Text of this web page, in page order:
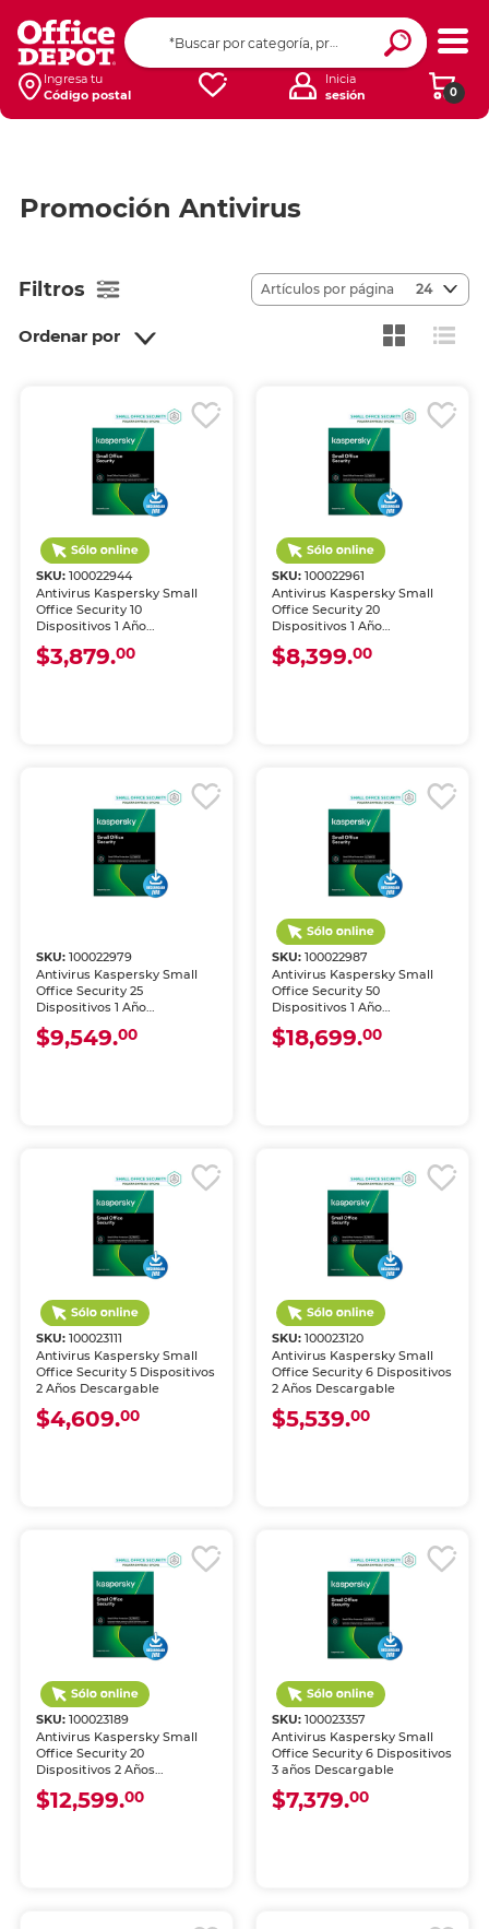
Ingresa tu
Código postal
0
Inicia
sesión
Promoción Antivirus
Filtros
Ordenar por
Artículos por página 24
SKU:100022944
Antivirus Kaspersky Small
Office Security 10
Dispositivos 1 Año
Descargable
$3,879.00
SKU: 100022961
Antivirus Kaspersky Small
Office Security 20
Dispositivos 1 Año
Descargable
$8,399.00
SKU:100022979
Antivirus Kaspersky Small
Office Security 25
Dispositivos 1 Año
Descargable
$9,549.00
SKU: 100022987
Antivirus Kaspersky Small
Office Security 50
Dispositivos 1 Año
Descargable
$18,699.00
SKU:100023111
Antivirus Kaspersky Small
Office Security 5 Dispositivos
2 Años Descargable
$4,609.00
SKU: 100023120
Antivirus Kaspersky Small
Office Security 6 Dispositivos
2 Años Descargable
$5,539.00
SKU:100023189
Antivirus Kaspersky Small
Office Security 20
Dispositivos 2 Años
Descargable
$12,599.00
SKU: 100023357
Antivirus Kaspersky Small
Office Security 6 Dispositivos
3 años Descargable
$7,379.00